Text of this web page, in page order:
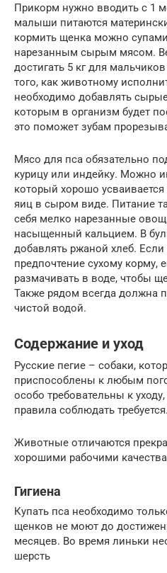
Прикорм нужно вводить с 1
малыши питаются
кормить щенка можно
нарезанным сырым мясом.
достигать 5 кг для
того, как животному
необходимо добавлять
которым в организм будет
это поможет зубам
Мясо для пса обязательно
курицу или индейку. Можно
который хорошо
яиц в сыром виде. Питание
себя мелко нарезанные
насыщенный кальцием. В
добавлять ржаной хлеб.
предпочтение сухому корму,
размачивать в воде, чтобы
Также рядом всегда должна
чистой водой.
Содержание и уход
Русские пегие – собаки,
приспособлены к любым
особо требовательны к
правила соблюдать требуется.
Животные отличаются
хорошими рабочими
Гигиена
Купать пса необходимо
щенков не моют до
месяцев. Во время линьки
шерсть